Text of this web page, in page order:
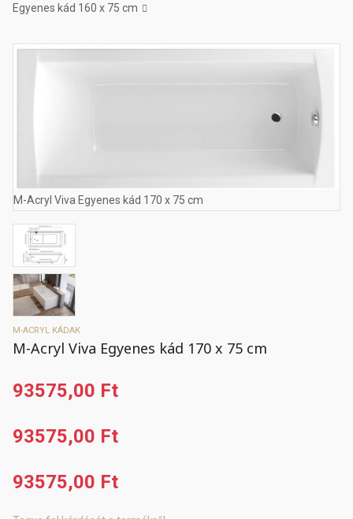
Egyenes kád 160 x 75 cm
M-Acryl Viva Egyenes kád 170 x 75 cm
M-ACRYL KÁDAK
M-Acryl Viva Egyenes kád 170 x 75 cm
93575,00 Ft
93575,00 Ft
93575,00 Ft